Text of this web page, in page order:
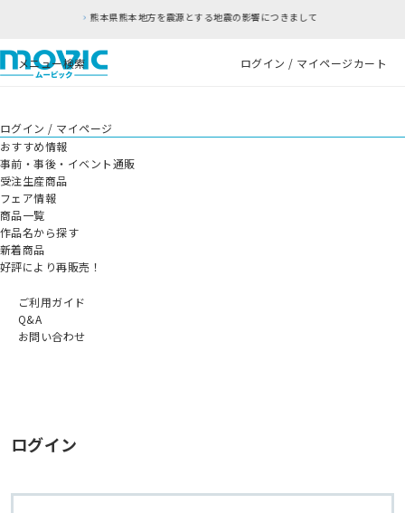
熊本県熊本地方を震源とする地震の影響につきまして
メニュー検索 ログイン / マイページカート
ログイン / マイページ
おすすめ情報
事前・事後・イベント通販
受注生産商品
フェア情報
商品一覧
作品名から探す
新着商品
好評により再販売！
ご利用ガイド
Q&A
お問い合わせ
ログイン